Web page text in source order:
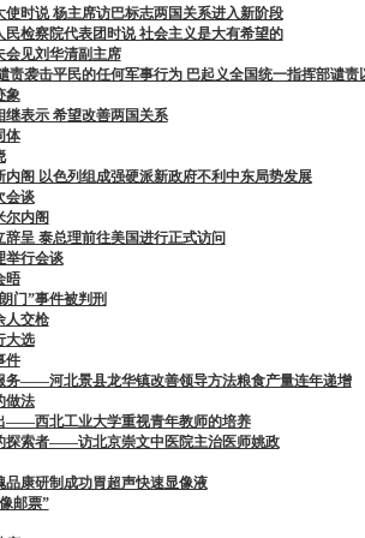
使时说 杨主席访巴标志两国关系进入新阶段
民检察院代表团时说 社会主义是大有希望的
会见刘华清副主席
责袭击平民的任何军事行为 巴起义全国统一指挥部谴责
象
继表示 希望改善两国关系
体
内阁 以色列组成强硬派新政府不利中东局势发展
会谈
尔内阁
呈 泰总理前往美国进行正式访问
举行会谈
晤
门”事件被判刑
人交枪
大选
件
务——河北景县龙华镇改善领导方法粮食产量连年递增
做法
——西北工业大学重视青年教师的培养
探索者——访北京崇文中医院主治医师姚政
康研制成功胃超声快速显像液
邮票”